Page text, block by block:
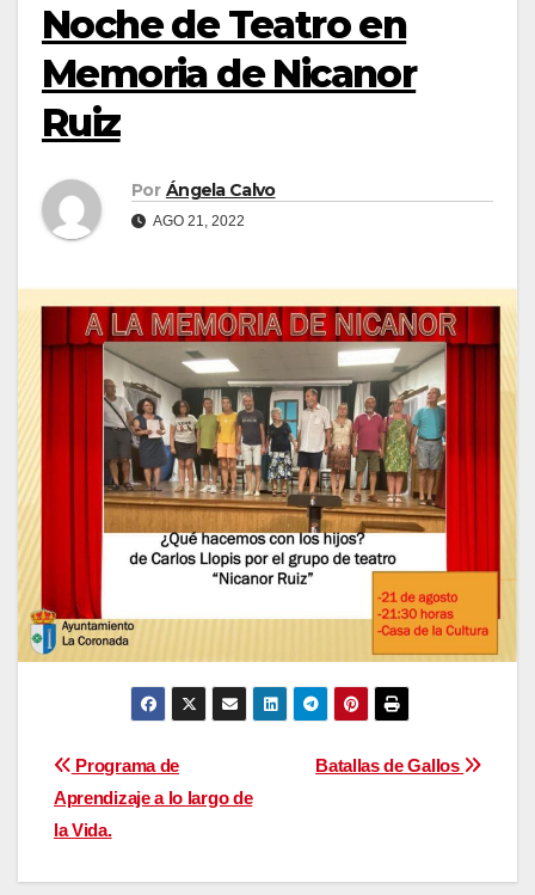
Noche de Teatro en
Memoria de Nicanor
Ruiz
Por Ángela Calvo
AGO 21, 2022
Navegación
de
entradas
Batallas de Gallos
Programa de
Aprendizaje a lo largo de
la Vida.